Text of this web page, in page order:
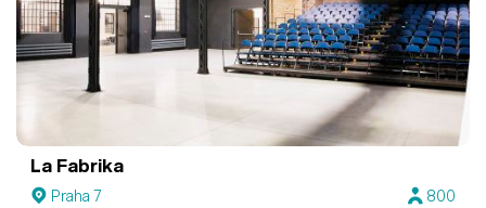
La Fabrika
Praha 7
800